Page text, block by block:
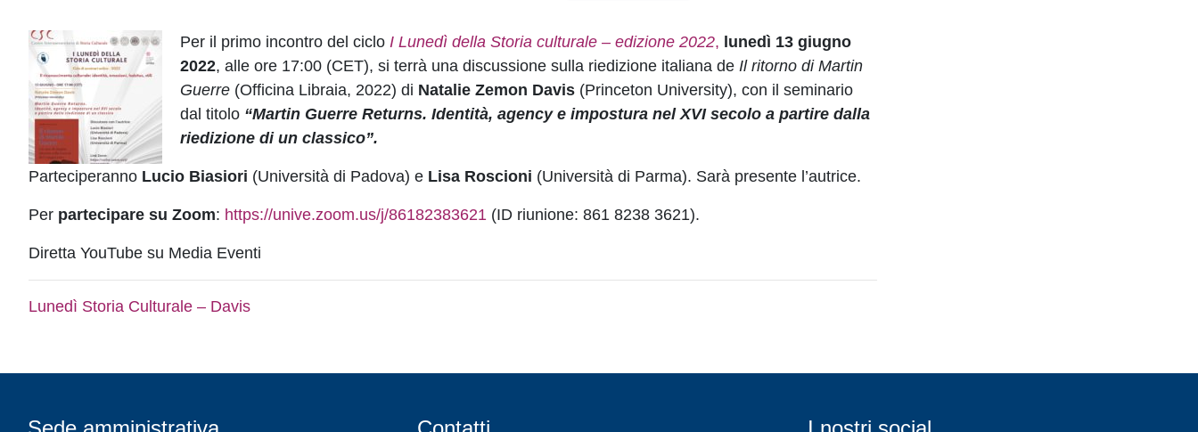
Per il primo incontro del ciclo I Lunedì della Storia culturale – edizione 2022, lunedì 13 giugno
2022, alle ore 17:00 (CET), si terrà una discussione sulla riedizione italiana de Il ritorno di Martin
Guerre (Officina Libraia, 2022) di Natalie Zemon Davis (Princeton University), con il seminario
dal titolo “Martin Guerre Returns. Identità, agency e impostura nel XVI secolo a partire dalla
riedizione di un classico”.
Parteciperanno Lucio Biasiori (Università di Padova) e Lisa Roscioni (Università di Parma). Sarà presente l’autrice.
Per partecipare su Zoom: https://unive.zoom.us/j/86182383621 (ID riunione: 861 8238 3621).
Diretta YouTube su Media Eventi
Lunedì Storia Culturale – Davis